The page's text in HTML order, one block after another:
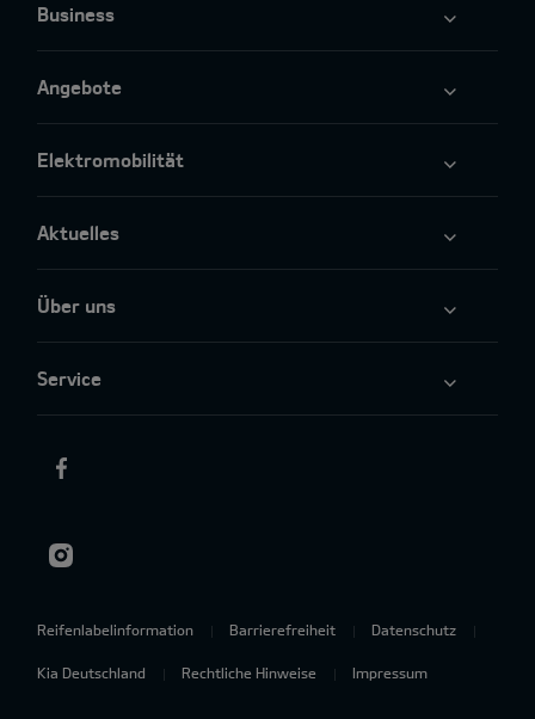
Business
Angebote
Elektromobilität
Aktuelles
Über uns
Service
Reifenlabelinformation Barrierefreiheit Datenschutz
Kia Deutschland Rechtliche Hinweise Impressum